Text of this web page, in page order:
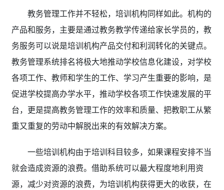
教务管理工作并不轻松，培训机构同样如此。机构的
产品和服务，主要是通过教务教学传递给家长学员的，教
务服务可以说是培训机构产品交付和利润转化的关键点。
教务管理系统排名将极大地推动学校信息化建设，对学校
各项工作、教师和学生的工作、学习产生重要的影响，是
促进学校提高办学水平，推动学校各项工作快速发展的平
台，更是提高教务管理工作的效率和质量、把教职工从繁
重又重复的劳动中解脱出来的有效解决方案。
一些培训机构由于培训科目较多，如果课程安排不当
就会造成资源的浪费。借助系统可以最大程度地利用资
源，减少对资源的浪费，为培训机构获得更大的收获，在